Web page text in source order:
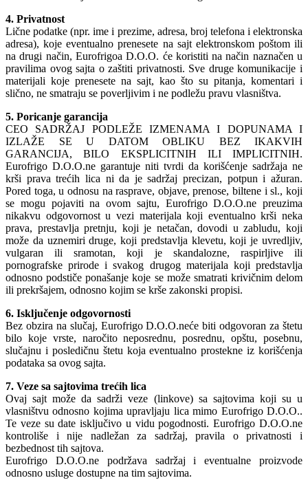
4. Privatnost
Lične podatke (npr. ime i prezime, adresa, broj telefona i elektronska
adresa), koje eventualno prenesete na sajt elektronskom poštom ili
na drugi način, Eurofrigoa D.O.O. će koristiti na način naznačen u
pravilima ovog sajta o zaštiti privatnosti. Sve druge komunikacije i
materijali koje prenesete na sajt, kao što su pitanja, komentari i
slično, ne smatraju se poverljivim i ne podležu pravu vlasništva.
5. Poricanje garancija
CEO SADRŽAJ PODLEŽE IZMENAMA I DOPUNAMA I
IZLAŽE SE U DATOM OBLIKU BEZ IKAKVIH
GARANCIJA, BILO EKSPLICITNIH ILI IMPLICITNIH.
Eurofrigo D.O.O.ne garantuje niti tvrdi da korišćenje sadržaja ne
krši prava trećih lica ni da je sadržaj precizan, potpun i ažuran.
Pored toga, u odnosu na rasprave, objave, prenose, biltene i sl., koji
se mogu pojaviti na ovom sajtu, Eurofrigo D.O.O.ne preuzima
nikakvu odgovornost u vezi materijala koji eventualno krši neka
prava, prestavlja pretnju, koji je netačan, dovodi u zabludu, koji
može da uznemiri druge, koji predstavlja klevetu, koji je uvredljiv,
vulgaran ili sramotan, koji je skandalozne, raspirljive ili
pornografske prirode i svakog drugog materijala koji predstavlja
odnosno podstiče ponašanje koje se može smatrati krivičnim delom
ili prekršajem, odnosno kojim se krše zakonski propisi.
6. Isključenje odgovornosti
Bez obzira na slučaj, Eurofrigo D.O.O.neće biti odgovoran za štetu
bilo koje vrste, naročito neposrednu, posrednu, opštu, posebnu,
slučajnu i posledičnu štetu koja eventualno prostekne iz korišćenja
podataka sa ovog sajta.
7. Veze sa sajtovima trećih lica
Ovaj sajt može da sadrži veze (linkove) sa sajtovima koji su u
vlasništvu odnosno kojima upravljaju lica mimo Eurofrigo D.O.O..
Te veze su date isključivo u vidu pogodnosti. Eurofrigo D.O.O.ne
kontroliše i nije nadležan za sadržaj, pravila o privatnosti i
bezbednost tih sajtova.
Eurofrigo D.O.O.ne podržava sadržaj i eventualne proizvode
odnosno usluge dostupne na tim sajtovima.